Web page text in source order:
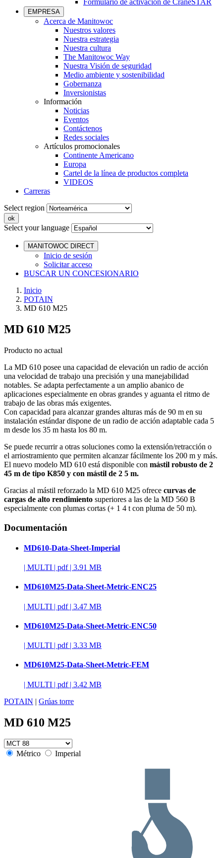
Formulario de activación de CraneSTAR
EMPRESA
Acerca de Manitowoc
Nuestros valores
Nuestra estrategia
Nuestra cultura
The Manitowoc Way
Nuestra Visión de seguridad
Medio ambiente y sostenibilidad
Gobernanza
Inversionistas
Información
Noticias
Eventos
Contáctenos
Redes sociales
Artículos promocionales
Continente Americano
Europa
Cartel de la línea de productos completa
VIDEOS
Carreras
Select region
Select your language
MANITOWOC DIRECT
Inicio de sesión
Solicitar acceso
BUSCAR UN CONCESIONARIO
Inicio
POTAIN
MD 610 M25
MD 610 M25
Producto no actual
La MD 610 posee una capacidad de elevación un radio de acción
una velocidad de trabajo una precisión y una manejabilidad
notables. Se adapta perfectamente a un amplio abanico de
aplicaciones especialmente en obras grandes y aguanta el ritmo de
trabajo de las obras más exigentes.
Con capacidad para alcanzar grandes alturas más de 90 m en su
instalación estándar dispone de un radio de acción adaptable cada 5
m desde los 35 m hasta los 80 m.
Se puede recurrir a otras soluciones como la extensión/retracción o
el arriostramiento que permiten alcanzar fácilmente los 200 m y más.
El nuevo modelo MD 610 está disponible con mástil robusto de 2
45 m de tipo K850 y con mástil de 2 5 m.
Gracias al mástil reforzado la MD 610 M25 ofrece curvas de
cargas de alto rendimiento superiores a las de la MD 560 B
especialmente con plumas cortas (+ 1 4 t con pluma de 50 m).
Documentación
MD610-Data-Sheet-Imperial
| MULTI | pdf | 3.91 MB
MD610M25-Data-Sheet-Metric-ENC25
| MULTI | pdf | 3.47 MB
MD610M25-Data-Sheet-Metric-ENC50
| MULTI | pdf | 3.33 MB
MD610M25-Data-Sheet-Metric-FEM
| MULTI | pdf | 3.42 MB
POTAIN | Grúas torre
MD 610 M25
Métrico Imperial